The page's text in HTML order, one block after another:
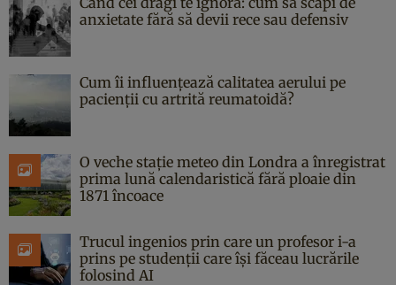
anxietate fără să devii rece sau defensiv
Cum îi influențează calitatea aerului pe
pacienții cu artrită reumatoidă?
O veche stație meteo din Londra a înregistrat
prima lună calendaristică fără ploaie din
1871 încoace
Trucul ingenios prin care un profesor i-a
prins pe studenții care își făceau lucrările
folosind AI